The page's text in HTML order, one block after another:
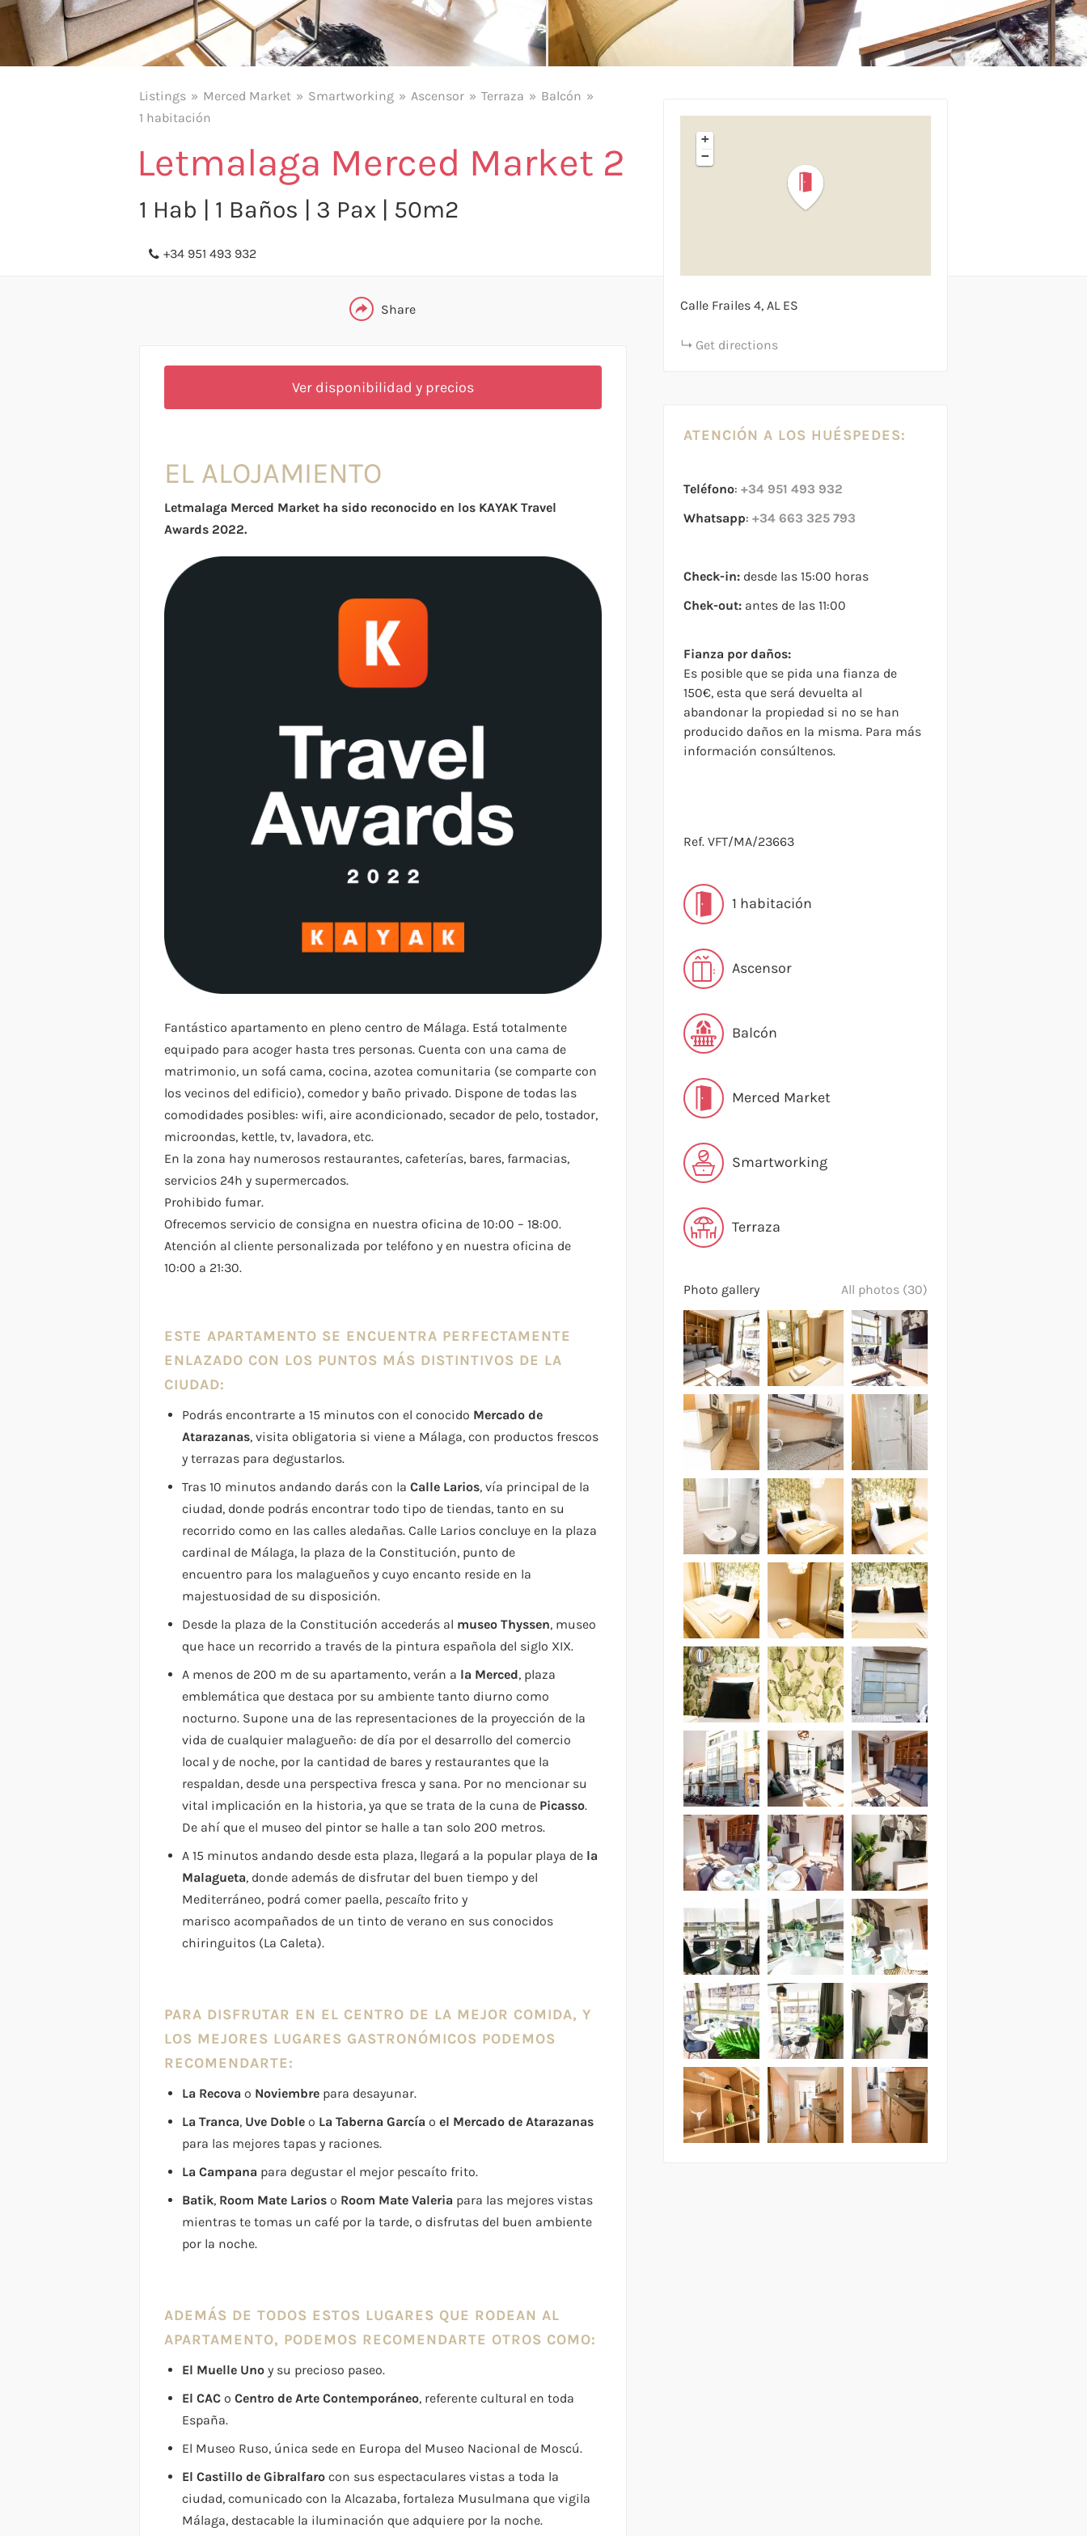
Listings Merced Market Smartworking Ascensor Terraza
Balcón
1 habitación
Letmalaga Merced Market 2
1 Hab | 1 Baños | 3 Pax | 50m2
+34 951 493 932
Share
LINKEDIN
TELEGRAM
Ver disponibilidad y precios
EL ALOJAMIENTO
Letmalaga Merced Market ha sido reconocido en los KAYAK Travel
Awards 2022.
Fantástico apartamento en pleno centro de Málaga. Está totalmente
equipado para acoger hasta tres personas. Cuenta con una cama de
matrimonio, un sofá cama, cocina, azotea comunitaria (se comparte con
los vecinos del edificio), comedor y baño privado. Dispone de todas las
comodidades posibles: wifi, aire acondicionado, secador de pelo, tostador,
microondas, kettle, tv, lavadora, etc.
En la zona hay numerosos restaurantes, cafeterías, bares, farmacias,
servicios 24h y supermercados.
Prohibido fumar.
Ofrecemos servicio de consigna en nuestra oficina de 10:00 – 18:00.
Atención al cliente personalizada por teléfono y en nuestra oficina de
10:00 a 21:30.
ESTE APARTAMENTO SE ENCUENTRA PERFECTAMENTE
ENLAZADO CON LOS PUNTOS MÁS DISTINTIVOS DE LA
CIUDAD:
Podrás encontrarte a 15 minutos con el conocido Mercado de
Atarazanas, visita obligatoria si viene a Málaga, con productos frescos
y terrazas para degustarlos.
Tras 10 minutos andando darás con la Calle Larios, vía principal de la
ciudad, donde podrás encontrar todo tipo de tiendas, tanto en su
recorrido como en las calles aledañas. Calle Larios concluye en la plaza
cardinal de Málaga, la plaza de la Constitución, punto de
encuentro para los malagueños y cuyo encanto reside en la
majestuosidad de su disposición.
Desde la plaza de la Constitución accederás al museo Thyssen, museo
que hace un recorrido a través de la pintura española del siglo XIX.
A menos de 200 m de su apartamento, verán a la Merced, plaza
emblemática que destaca por su ambiente tanto diurno como
nocturno. Supone una de las representaciones de la proyección de la
vida de cualquier malagueño: de día por el desarrollo del comercio
local y de noche, por la cantidad de bares y restaurantes que la
respaldan, desde una perspectiva fresca y sana. Por no mencionar su
vital implicación en la historia, ya que se trata de la cuna de Picasso.
De ahí que el museo del pintor se halle a tan solo 200 metros.
A 15 minutos andando desde esta plaza, llegará a la popular playa de la
Malagueta, donde además de disfrutar del buen tiempo y del
Mediterráneo, podrá comer paella, pescaíto frito y
marisco acompañados de un tinto de verano en sus conocidos
chiringuitos (La Caleta).
PARA DISFRUTAR EN EL CENTRO DE LA MEJOR COMIDA, Y
LOS MEJORES LUGARES GASTRONÓMICOS PODEMOS
RECOMENDARTE:
La Recova o Noviembre para desayunar.
La Tranca, Uve Doble o La Taberna García o el Mercado de Atarazanas
para las mejores tapas y raciones.
La Campana para degustar el mejor pescaíto frito.
Batik, Room Mate Larios o Room Mate Valeria para las mejores vistas
mientras te tomas un café por la tarde, o disfrutas del buen ambiente
por la noche.
ADEMÁS DE TODOS ESTOS LUGARES QUE RODEAN AL
APARTAMENTO, PODEMOS RECOMENDARTE OTROS COMO:
El Muelle Uno y su precioso paseo.
El CAC o Centro de Arte Contemporáneo, referente cultural en toda
España.
El Museo Ruso, única sede en Europa del Museo Nacional de Moscú.
El Castillo de Gibralfaro con sus espectaculares vistas a toda la
ciudad, comunicado con la Alcazaba, fortaleza Musulmana que vigila
Málaga, destacable la iluminación que adquiere por la noche.
+
−
Calle Frailes 4 AL ES
Get directions
ATENCIÓN A LOS HUÉSPEDES:
Teléfono: +34 951 493 932
Whatsapp: +34 663 325 793
Check-in:desde las 15:00 horas
Chek-out:antes de las 11:00
Fianza por daños:
Es posible que se pida una fianza de
150€, esta que será devuelta al
abandonar la propiedad si no se han
producido daños en la misma. Para más
información consúltenos.
Ref. VFT/MA/23663
1 habitación
Ascensor
Balcón
Merced Market
Smartworking
Terraza
Photo gallery All photos (30)